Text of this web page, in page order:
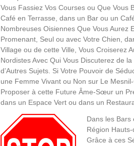
Vous Fassiez Vos Courses ou Que Vous
Café en Terrasse, dans un Bar ou un
Nombreuses Oisiennes Que Vous Aurez
Promenant, Seul ou avec Votre Chien,
Village ou de cette Ville, Vous Croiserez
Nordistes Avec Qui Vous Discuterez de
d’Autres Sujets. Si Votre Pouvoir de
une Femme Vivant ou Non sur Le
Proposer à cette Future Âme-Sœur un
dans un Espace Vert ou dans un
Dans les Bars
Région
Grâce à ces